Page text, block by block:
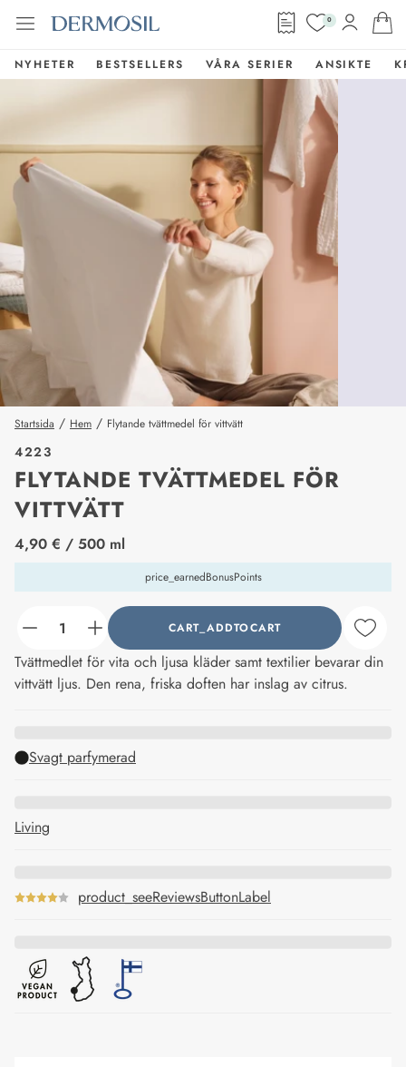
0
NYHETER BESTSELLERS VÅRA SERIER ANSIKTE
Startsida / Hem / Flytande tvättmedel för vittvätt
4223
FLYTANDE TVÄTTMEDEL FÖR
VITTVÄTT
price_label
4,90 € / 500 ml
price_earnedBonusPoints
counter_current CART_ADDTOCART
Tvättmedlet för vita och ljusa kläder samt textilier bevarar din
vittvätt ljus. Den rena, friska doften har inslag av citrus.
Svagt parfymerad
Living
product_seeReviewsButtonLabel